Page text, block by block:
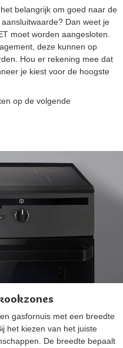
belangrijk om goed naar de
Dan weet je
moet worden aangesloten.
deze kunnen op
Hou er rekening mee dat
je kiest voor de hoogste
op de volgende
gasfornuis met een breedte
het kiezen van het juiste
De breedte bepaalt